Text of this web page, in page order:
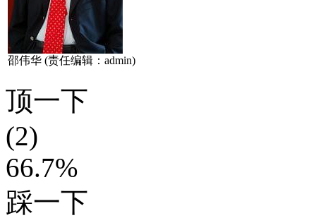
邵伟华 (责任编辑：admin)
顶一下
(2)
66.7%
踩一下